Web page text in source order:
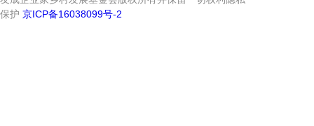
保护 京ICP备16038099号-2